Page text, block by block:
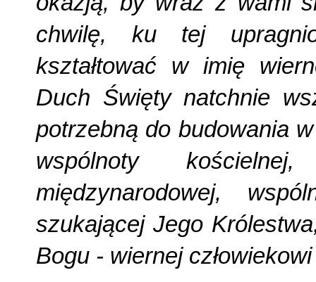
chwilę, ku tej
kształtować w imię
Duch Święty natchnie
potrzebną do budowania
wspólnoty
międzynarodowej,
szukającej Jego
Bogu - wiernej